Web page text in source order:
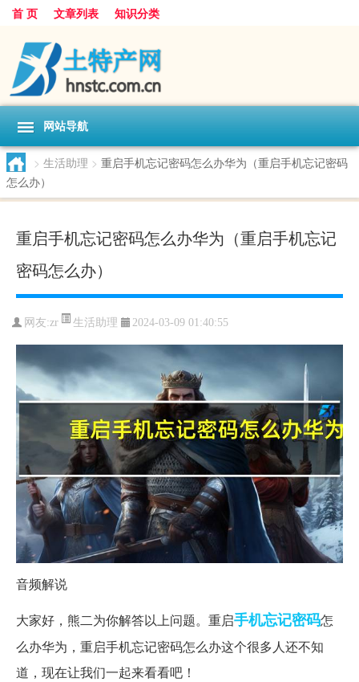
首 页 文章列表 知识分类
网站导航
> 生活助理 > 重启手机忘记密码怎么办华为（重启手机忘记密码
怎么办）
重启手机忘记密码怎么办华为（重启手机忘记
密码怎么办）
网友:zr 生活助理 2024-03-09 01:40:55
音频解说
大家好，熊二为你解答以上问题。重启手机忘记密码怎
么办华为，重启手机忘记密码怎么办这个很多人还不知
道，现在让我们一起来看看吧！